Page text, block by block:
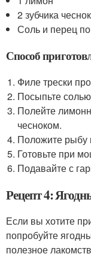
2 зубчика
Соль и перец по
Способ
Филе трески
Посыпьте
Полейте
чесноком.
Положите рыбу
Готовьте при
Подавайте с
Рецепт 4:
Если вы хотите
попробуйте
полезное